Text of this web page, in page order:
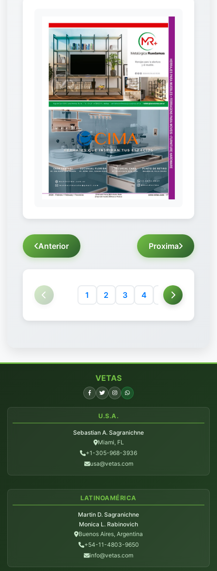
Anterior Proxima
1 2 3 4 5 6
VETAS
U.S.A.
Sebastian A. Sagranichne
Miami, FL
+1-305-968-3936
usa@vetas.com
LATINOAMÉRICA
Martin D. Sagranichne
Monica L. Rabinovich
Buenos Aires, Argentina
+54-11-4803-9650
info@vetas.com